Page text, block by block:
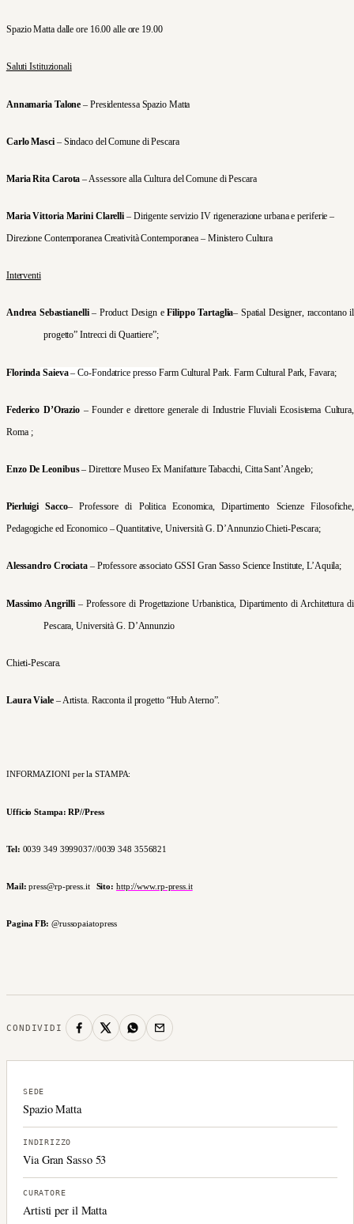
Spazio Matta dalle ore 16.00 alle ore 19.00
Saluti Istituzionali
Annamaria Talone– Presidentessa Spazio Matta
Carlo Masci – Sindaco del Comune di Pescara
Maria Rita Carota– Assessore alla Cultura del Comune di Pescara
Maria Vittoria Marini Clarelli – Dirigente servizio IV rigenerazione urbana e periferie –
Direzione Contemporanea Creatività Contemporanea – Ministero Cultura
Interventi
Andrea Sebastianelli– Product Design eFilippo Tartaglia– Spatial Designer, raccontano il
progetto” Intrecci di Quartiere”;
Florinda Saieva– Co-Fondatrice pressoFarm Cultural Park .Farm Cultural Park, Favara;
Federico D’Orazio – Founder e direttore generale di Industrie Fluviali Ecosistema Cultura,
Roma ;
Enzo De Leonibus– Direttore Museo Ex Manifatture Tabacchi, Citta Sant’Angelo;
Pierluigi Sacco– Professore di Politica Economica, Dipartimento Scienze Filosofiche,
Pedagogiche ed Economico – Quantitative, Università G. D’Annunzio Chieti-Pescara;
Alessandro Crociata – Professore associato GSSI Gran Sasso Science Institute, L’Aquila;
Massimo Angrilli – Professore di Progettazione Urbanistica, Dipartimento di Architettura di
Pescara, Università G. D’Annunzio
Chieti-Pescara.
Laura Viale – Artista. Racconta il progetto “Hub Aterno”.
INFORMAZIONI per la STAMPA:
Ufficio Stampa: RP//Press
Tel: 0039 349 3999037//0039 348 3556821
Mail:press@rp-press.it Sito: http://www.rp-press.it
Pagina FB: @russopaiatopress
CONDIVIDI
SEDE
Spazio Matta
INDIRIZZO
Via Gran Sasso 53
CURATORE
Artisti per il Matta